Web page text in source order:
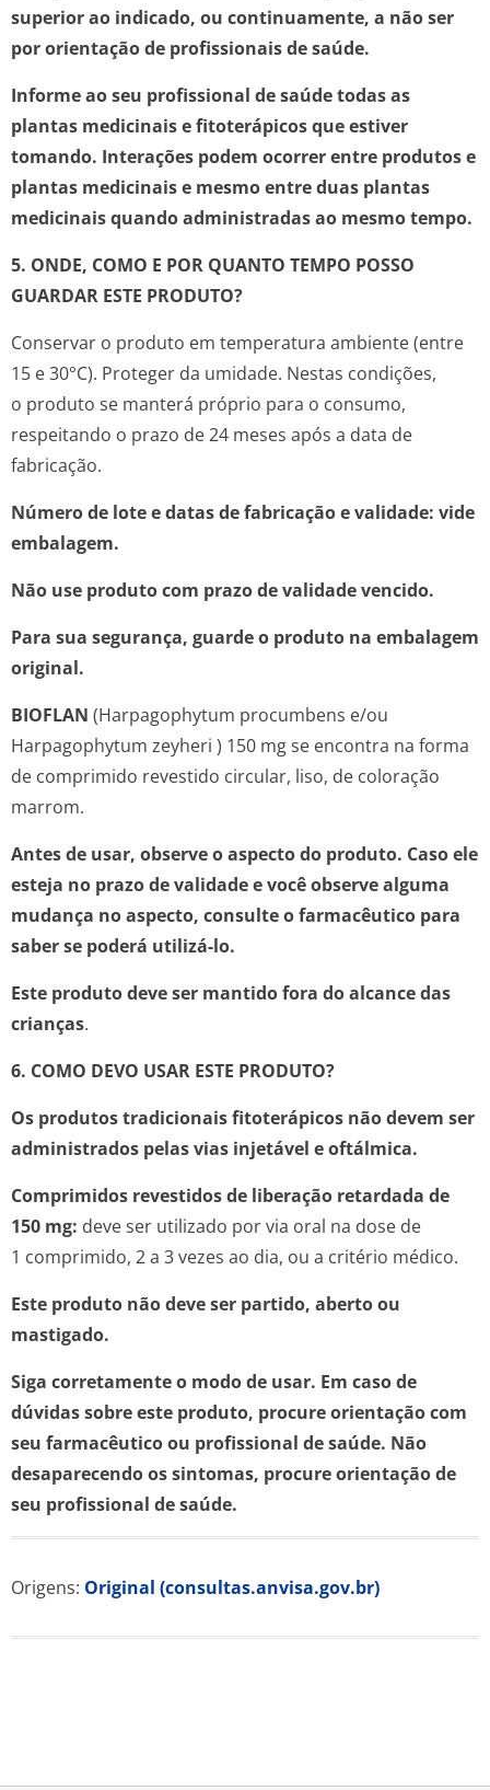
superior ao indicado, ou continuamente, a não ser
por orientação de profissionais de saúde.
Informe ao seu profissional de saúde todas as
plantas medicinais e fitoterápicos que estiver
tomando. Interações podem ocorrer entre produtos e
plantas medicinais e mesmo entre duas plantas
medicinais quando administradas ao mesmo tempo.
5. ONDE, COMO E POR QUANTO TEMPO POSSO
GUARDAR ESTE PRODUTO?
Conservar o produto em temperatura ambiente (entre
15 e 30°C). Proteger da umidade. Nestas condições,
o produto se manterá próprio para o consumo,
respeitando o prazo de 24 meses após a data de
fabricação.
Número de lote e datas de fabricação e validade: vide
embalagem.
Não use produto com prazo de validade vencido.
Para sua segurança, guarde o produto na embalagem
original.
BIOFLAN (Harpagophytum procumbens e/ou
Harpagophytum zeyheri ) 150 mg se encontra na forma
de comprimido revestido circular, liso, de coloração
marrom.
Antes de usar, observe o aspecto do produto. Caso ele
esteja no prazo de validade e você observe alguma
mudança no aspecto, consulte o farmacêutico para
saber se poderá utilizá-lo.
Este produto deve ser mantido fora do alcance das
crianças.
6. COMO DEVO USAR ESTE PRODUTO?
Os produtos tradicionais fitoterápicos não devem ser
administrados pelas vias injetável e oftálmica.
Comprimidos revestidos de liberação retardada de
150 mg: deve ser utilizado por via oral na dose de
1 comprimido, 2 a 3 vezes ao dia, ou a critério médico.
Este produto não deve ser partido, aberto ou
mastigado.
Siga corretamente o modo de usar. Em caso de
dúvidas sobre este produto, procure orientação com
seu farmacêutico ou profissional de saúde. Não
desaparecendo os sintomas, procure orientação de
seu profissional de saúde.
Origens: Original (consultas.anvisa.gov.br)